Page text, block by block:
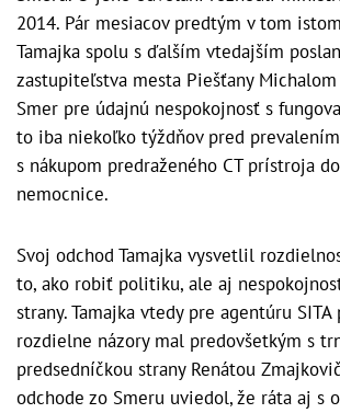
2014. Pár mesiacov predtým v tom
Tamajka spolu s ďalším vtedajším
zastupiteľstva mesta Piešťany
Smer pre údajnú nespokojnosť s
to iba niekoľko týždňov pred
s nákupom predraženého CT prístroja
nemocnice.
Svoj odchod Tamajka vysvetlil
to, ako robiť politiku, ale aj
strany. Tamajka vtedy pre agentúru SITA
rozdielne názory mal predovšetkým s
predsedníčkou strany Renátou
odchode zo Smeru uviedol, že ráta aj s